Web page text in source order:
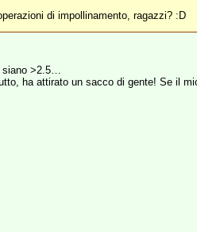
di impollinamento, ragazzi? :D
siano >2.5…
ha attirato un sacco di gente! Se il